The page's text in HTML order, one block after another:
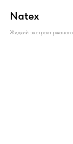
Natex
Жидкий экстракт